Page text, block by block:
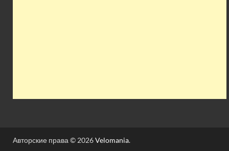
Авторские права © 2026Velomania.